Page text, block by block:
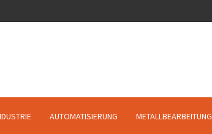
AUTOMATISIERUNG METALLBEARBEITUNG